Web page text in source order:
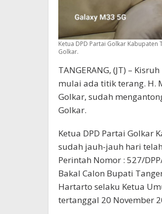
Ketua DPD Partai Golkar
Golkar.
TANGERANG, (JT) –
mulai ada titik terang. H.
Golkar, sudah
Golkar.
Ketua DPD Partai Golkar
sudah jauh-jauh hari
Perintah Nomor : 527/
Bakal Calon Bupati
Hartarto selaku Ketua
tertanggal 20 November